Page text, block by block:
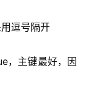
逗号隔开
，主键最好，因